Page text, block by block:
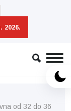
2026.
od 32 do 36